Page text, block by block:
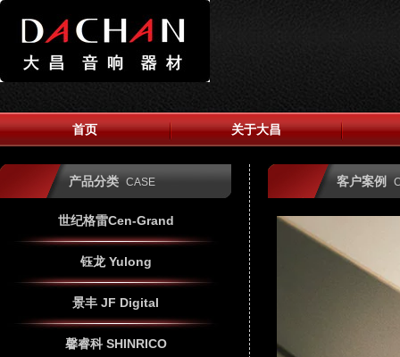
首页 关于大昌
产品分类 CASE
世纪格雷Cen-Grand
钰龙 Yulong
景丰 JF Digital
馨睿科 SHINRICO
客户案例